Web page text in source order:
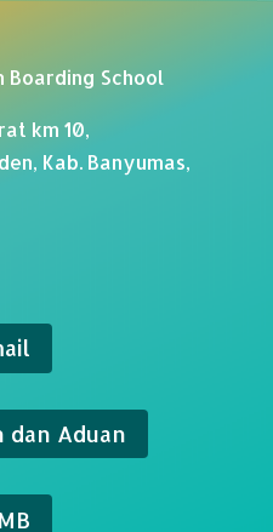
School
km 10,
Kab. Banyumas,
dan Aduan